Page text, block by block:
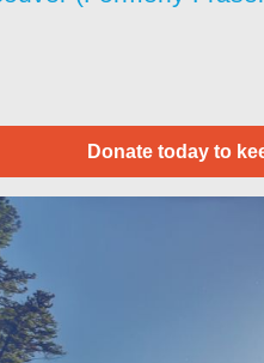
Donate today to